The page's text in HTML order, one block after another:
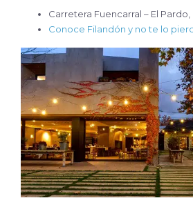
Carretera Fuencarral – El Pardo,
Conoce Filandón y no te lo